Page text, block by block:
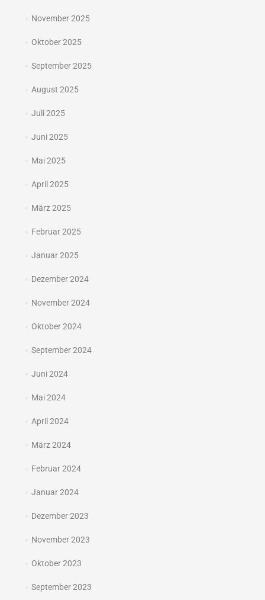
November 2025
Oktober 2025
September 2025
August 2025
Juli 2025
Juni 2025
Mai 2025
April 2025
März 2025
Februar 2025
Januar 2025
Dezember 2024
November 2024
Oktober 2024
September 2024
Juni 2024
Mai 2024
April 2024
März 2024
Februar 2024
Januar 2024
Dezember 2023
November 2023
Oktober 2023
September 2023